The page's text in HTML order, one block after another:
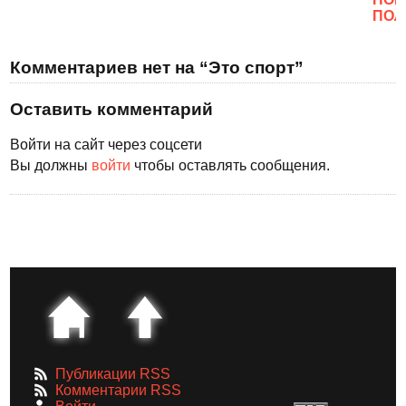
Комментариев нет на “Это спорт”
Оставить комментарий
Войти на сайт через соцсети
Вы должны войти чтобы оставлять сообщения.
Публикации RSS
Комментарии RSS